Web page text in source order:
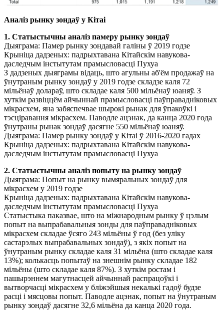
Аналіз рынку зондаў у Кітаі
1. Статыстычны аналіз памеру рынку зондаў
Дыяграма: Памер рынку зондавай галіны ў 2019 годзе
Крыніца дадзеных: падрыхтавана Кітайскім навукова-
даследчым інстытутам прамысловасці Пухуа
З дадзеных дыяграмы відаць, што агульны аб'ём продажаў на
ўнутраным рынку зондаў у 2019 годзе складзе каля 72
мільёнаў долараў, што складае каля 500 мільёнаў юаняў. З
хуткім развіццём айчыннай прамысловасці паўправадніковых
мікрасхем, яна забяспечвае шырокі рынак для ўпакоўкі і
тэсціравання мікрасхем. Паводле ацэнак, да канца 2020 года
ўнутраны рынак зондаў дасягне 550 мільёнаў юаняў.
Дыяграма: Памер рынку зондаў у Кітаі ў 2016-2020 гадах
Крыніца дадзеных: падрыхтавана Кітайскім навукова-
даследчым інстытутам прамысловасці Пухуа
2. Статыстычны аналіз попыту на рынку зондаў
Дыяграма: Попыт на рынку вымяральных зондаў для
мікрасхем у 2019 годзе
Крыніца дадзеных: падрыхтавана Кітайскім навукова-
даследчым інстытутам прамысловасці Пухуа
Статыстыка паказвае, што на міжнародным рынку ў цэлым
попыт на выпрабавальныя зонды для паўправадніковых
мікрасхем складае ўсяго 243 мільёны ў год (без уліку
састарэлых выпрабавальных зондаў), з якіх попыт на
ўнутраным рынку складае каля 31 мільёна (што складае каля
13%); колькасць попытаў на знешнім рынку складае 182
мільёны (што складае каля 87%). З хуткім ростам і
пашырэннем магутнасцей айчыннай распрацоўкі і
вытворчасці мікрасхем у бліжэйшыя некалькі гадоў будзе
расці і мясцовы попыт. Паводле ацэнак, попыт на ўнутраным
рынку зондаў дасягне 32,6 мільёна да канца 2020 года.